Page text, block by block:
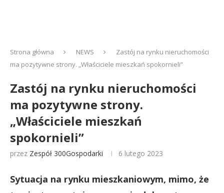
Strona główna NEWS
Zastój na rynku nieruchomości
ma pozytywne strony. „Właściciele mieszkań spokornieli”
Zastój na rynku nieruchomości
ma pozytywne strony.
„Właściciele mieszkań
spokornieli”
przez Zespół 300Gospodarki 6 lutego 2023
Sytuacja na rynku mieszkaniowym, mimo, że